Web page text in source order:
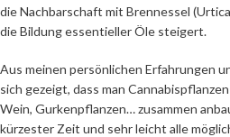
die Nachbarschaft mit Brennessel
die Bildung essentieller Öle steigert.
Aus meinen persönlichen Erfahrungen
sich gezeigt, dass man
Wein, Gurkenpflanzen… zusammen
kürzester Zeit und sehr leicht alle